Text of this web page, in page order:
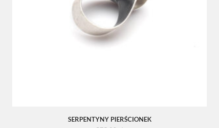
SERPENTYNY PIERŚCIONEK